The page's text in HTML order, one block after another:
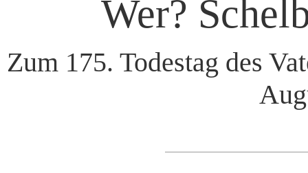
Wer?
Zum 175. Todestag des